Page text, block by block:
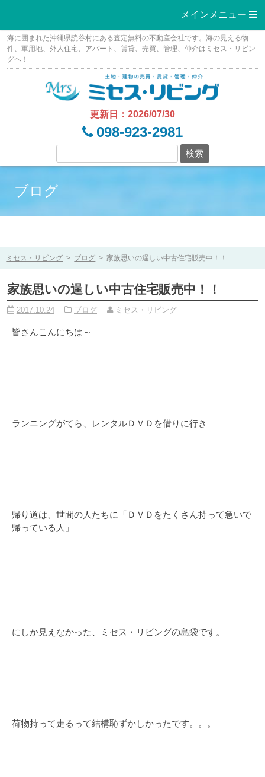
メインメニュー 
Skip
content
海に囲まれた沖縄県読谷村にある査定無料の不動産会社です。海の見える物
件、軍用地、外人住宅、アパート、賃貸、売買、管理、仲介はミセス・リビン
グへ！
更新日：2026/07/30
098-923-2981
ブログ
ミセス・リビング > ブログ > 家族思いの逞しい中古住宅販売中！！
家族思いの逞しい中古住宅販売中！！
2017.10.24 ブログ ミセス・リビング
皆さんこんにちは～
ランニングがてら、レンタルＤＶＤを借りに行き
帰り道は、世間の人たちに「ＤＶＤをたくさん持って急いで
帰っている人」
にしか見えなかった、ミセス・リビングの島袋です。
荷物持って走るって結構恥ずかしかったです。。。